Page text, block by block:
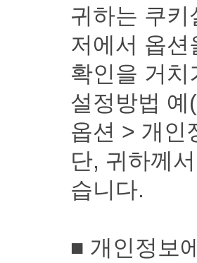
귀하는 쿠
저에서 옵
확인을 거
설정방법
옵션 > 개인
단, 귀하께
습니다.
■ 개인정보